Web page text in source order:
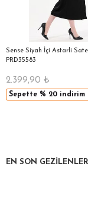
Sense Siyah İçi Astarli
PRD35583
2.399,90 ₺
Sepette % 20 indirim
EN SON GEZİLENLER